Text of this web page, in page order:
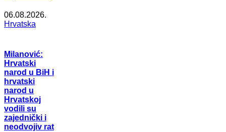
06.08.2026.
Hrvatska
Milanović:
Hrvatski
narod u BiH i
hrvatski
narod u
Hrvatskoj
vodili su
zajednički i
neodvojiv rat